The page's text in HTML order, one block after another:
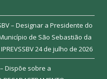
– Designar a Presidente do
de São Sebastião da
24 de julho de 2026
– Dispõe sobre a